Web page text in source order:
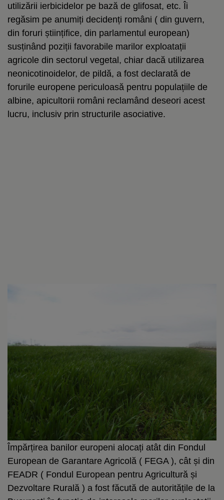
utilizării ierbicidelor pe bază de glifosat, etc. Îi
regăsim pe anumiți decidenți români ( din guvern,
din foruri științifice, din parlamentul european)
susținând poziții favorabile marilor exploatații
agricole din sectorul vegetal, chiar dacă utilizarea
neonicotinoidelor, de pildă, a fost declarată de
forurile europene periculoasă pentru populațiile de
albine, apicultorii români reclamând deseori acest
lucru, inclusiv prin structurile asociative.
Împărțirea banilor europeni alocați atât din Fondul
European de Garantare Agricolă ( FEGA ), cât și din
FEADR ( Fondul European pentru Agricultură și
Dezvoltare Rurală ) a fost făcută de autoritățile de la